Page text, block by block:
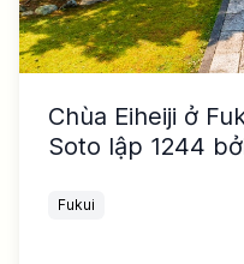
Chùa Eiheiji ở
Soto lập 1244
Fukui